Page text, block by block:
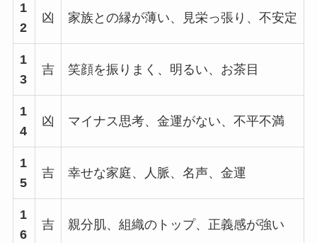
1
2
凶 家族との縁が薄い、見栄っ張り、不安定
1
3
吉 笑顔を振りまく、明るい、お茶目
1
4
凶 マイナス思考、金運がない、不平不満
1
5
吉 幸せな家庭、人脈、名声、金運
1
6
吉 親分肌、組織のトップ、正義感が強い